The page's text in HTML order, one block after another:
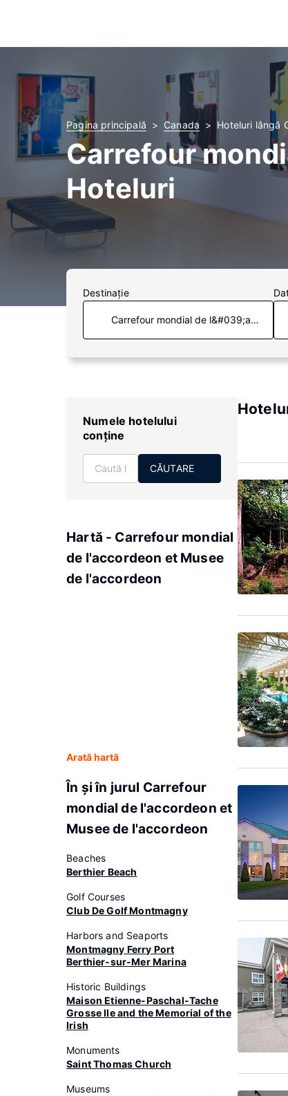
Pagina principală Canada Hoteluri lângă
Carrefour
Hoteluri
Destinaţie
Numele hotelului
conţine
CĂUTARE
Hartă - Carrefour mondial
de l'accordeon et Musee
de l'accordeon
Arată hartă
În şi în jurul Carrefour
mondial de l'accordeon et
Musee de l'accordeon
Beaches
Berthier Beach
Golf Courses
Club De Golf Montmagny
Harbors and Seaports
Montmagny Ferry Port
Berthier-sur-Mer Marina
Historic Buildings
Maison Etienne-Paschal-Tache
Grosse Ile and the Memorial of the
Irish
Monuments
Saint Thomas Church
Museums